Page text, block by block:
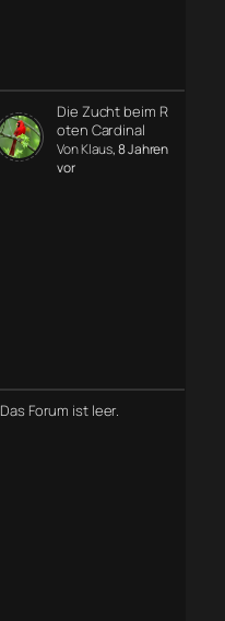
Die Zucht beim R
oten Cardinal
Von Klaus, 8 Jahren
vor
Das Forum ist leer.